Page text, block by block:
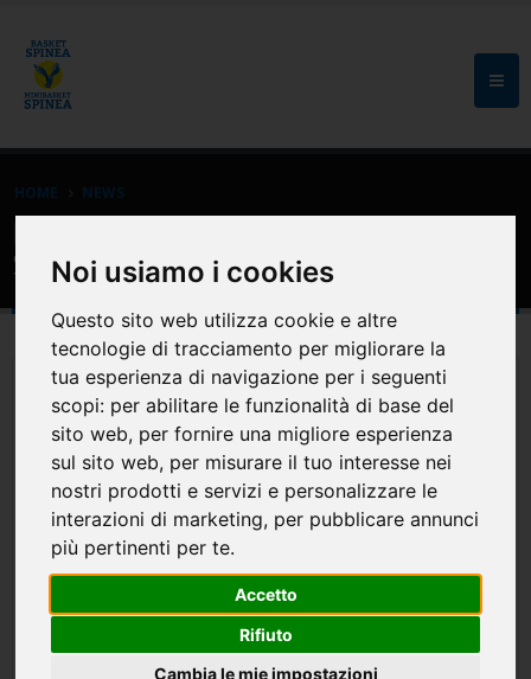
Noi usiamo i cookies
Questo sito web utilizza cookie e altre
tecnologie di tracciamento per migliorare la
tua esperienza di navigazione per i seguenti
scopi: per abilitare le funzionalità di base del
sito web, per fornire una migliore esperienza
sul sito web, per misurare il tuo interesse nei
nostri prodotti e servizi e personalizzare le
interazioni di marketing, per pubblicare annunci
più pertinenti per te.
Accetto
Rifiuto
Cambia le mie impostazioni
HOME NEWS
Spinea (femminile e maschile)